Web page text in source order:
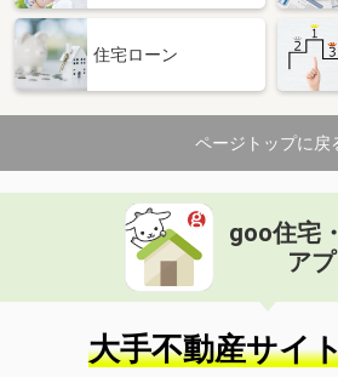
住宅ローン
ページトップに戻
goo住宅
ア
大手不動産サイ